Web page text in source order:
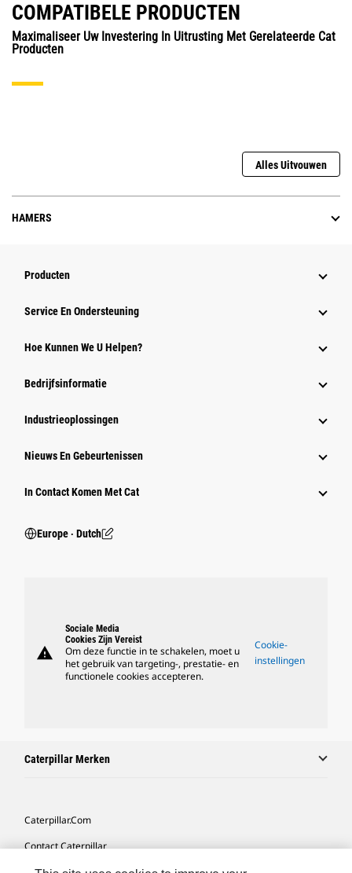
COMPATIBELE PRODUCTEN
Maximaliseer Uw Investering In Uitrusting Met Gerelateerde Cat
Producten
Alles Uitvouwen
HAMERS
Producten
Service En Ondersteuning
Hoe Kunnen We U Helpen?
Bedrijfsinformatie
Industrieoplossingen
Nieuws En Gebeurtenissen
In Contact Komen Met Cat
Europe ‧ Dutch
warning
Sociale Media
Cookies Zijn Vereist
Om deze functie in te schakelen, moet u
het gebruik van targeting-, prestatie- en
functionele cookies accepteren.
Cookie-
instellingen
Caterpillar Merken
Caterpillar.com
Contact Caterpillar